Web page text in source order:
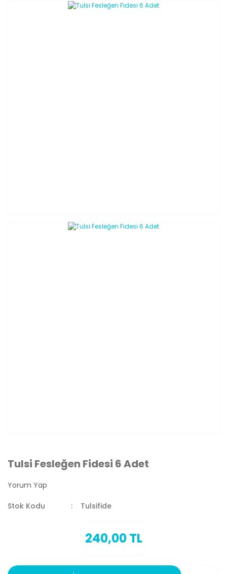
Tulsi Fesleğen Fidesi 6 Adet
Yorum Yap
Stok Kodu Tulsifide
240,00 TL